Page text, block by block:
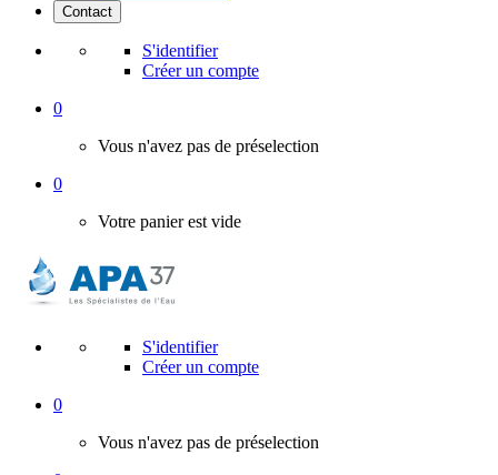
Contact
S'identifier
Créer un compte
0
Vous n'avez pas de préselection
0
Votre panier est vide
S'identifier
Créer un compte
0
Vous n'avez pas de préselection